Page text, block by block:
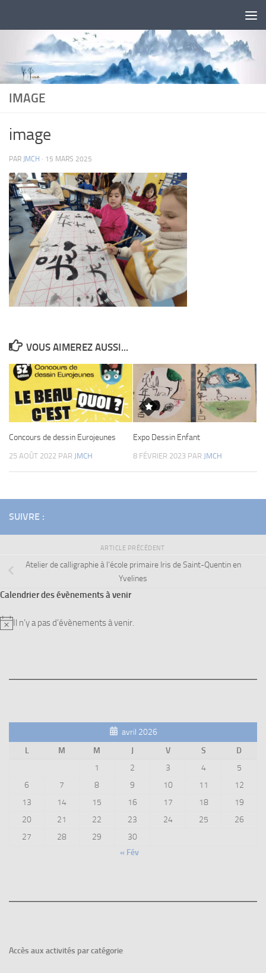
IMAGE
image
PAR JMCH · 15 MARS 2025
VOUS AIMEREZ AUSSI...
Concours de dessin Eurojeunes
25 AOÛT 2022 PAR JMCH
Expo Dessin Enfant
8 FÉVRIER 2023 PAR JMCH
SUIVRE :
ARTICLE PRÉCÉDENT
Atelier de calligraphie à l’école primaire Iris de Saint-Quentin en
Yvelines
Calendrier des évènements à venir
Notice
Il n’y a pas d’évènements à venir.
avril 2026
L
M M J V S
D
1
2 3 4
5
6
7 8 9 10 11
12
13
14 15 16 17 18
19
20
21 22 23 24 25
26
27
28 29
30
« Fév
Accès aux activités par catégorie